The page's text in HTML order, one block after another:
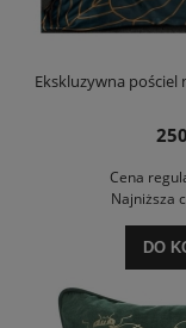
Ekskluzywna pościel
Cena
Najniższa
DO